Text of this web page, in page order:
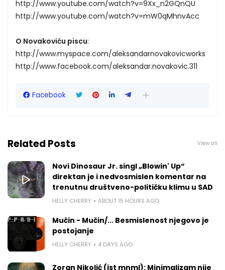
http://www.youtube.com/watch?v=9Xx_n2GQnQU
http://www.youtube.com/watch?v=mW0qMhnvAcc
O Novakoviću piscu:
http://www.myspace.com/aleksandarnovakovicworks
http://www.facebook.com/aleksandar.novakovic.311
Facebook
Related Posts View all
Novi Dinosaur Jr. singl „Blowin' Up“
direktan je i nedvosmislen komentar na
trenutnu društveno-političku klimu u SAD
HELLY CHERRY ABOUT 15 HOURS AGO
Mučin - Mučin/... Besmislenost njegovo je
postojanje
HELLY CHERRY 4 DAYS AGO
Zoran Nikolić (jst mnml): Minimalizam nije